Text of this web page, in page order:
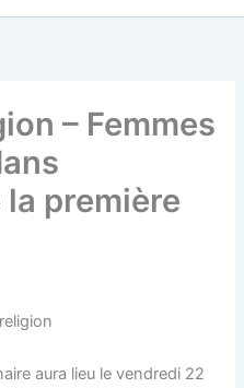
– Femmes
première
aura lieu le vendredi 22